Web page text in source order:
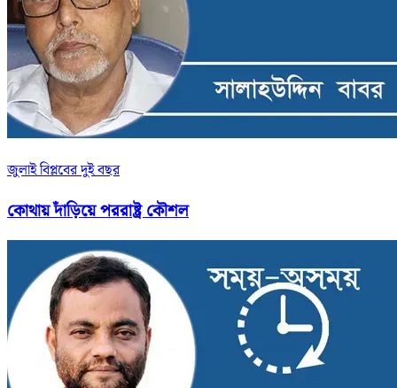
জুলাই বিপ্লবের দুই বছর
কোথায় দাঁড়িয়ে পররাষ্ট্র কৌশল